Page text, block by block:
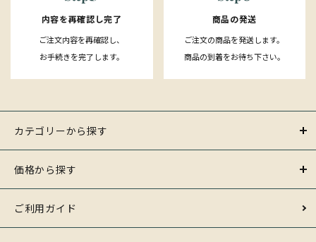
内容を再確認し完了
ご注文内容を再確認し、
お手続きを完了します。
商品の発送
ご注文の商品を発送します。
商品の到着をお待ち下さい。
カテゴリーから探す
価格から探す
ご利用ガイド